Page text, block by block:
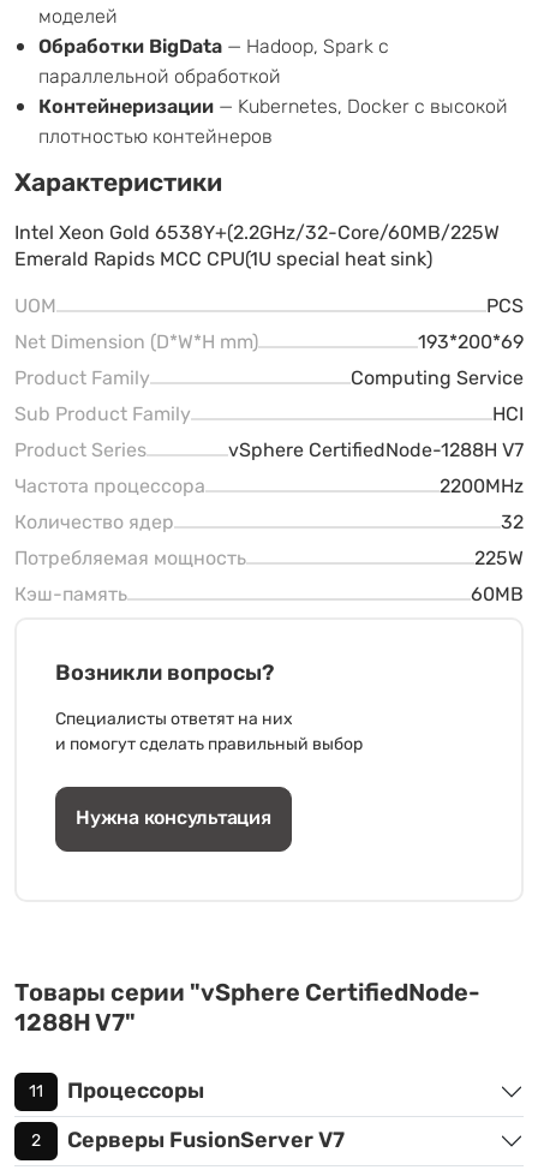
моделей
Обработки BigData — Hadoop, Spark с
параллельной обработкой
Контейнеризации — Kubernetes, Docker с высокой
плотностью контейнеров
Характеристики
Intel Xeon Gold 6538Y+(2.2GHz/32-Core/60MB/225W
Emerald Rapids MCC CPU(1U special heat sink)
UOM
PCS
Net Dimension (D*W*H mm)
193*200*69
Product Family
Computing Service
Sub Product Family
HCI
Product Series
vSphere CertifiedNode-1288H V7
Частота процессора
2200MHz
Количество ядер
32
Потребляемая мощность
225W
Кэш-память
60MB
Возникли вопросы?
Специалисты ответят на них
и помогут сделать правильный выбор
Нужна консультация
Товары серии "vSphere CertifiedNode-
1288H V7"
11 Процессоры
2 Серверы FusionServer V7